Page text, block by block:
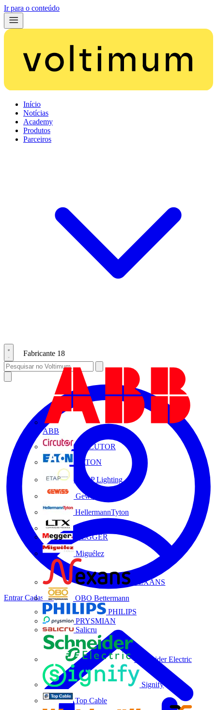
Ir para o conteúdo
Início
Notícias
Academy
Produtos
Parceiros
Fabricante 18
ABB
CIRCUTOR
EATON
ETAP Lighting
Gewiss
HellermannTyton
MEGGER
Miguélez
NEXANS
OBO Bettermann
PHILIPS
PRYSMIAN
Salicru
Schneider Electric
Signify
Top Cable
EntrarCadastrar